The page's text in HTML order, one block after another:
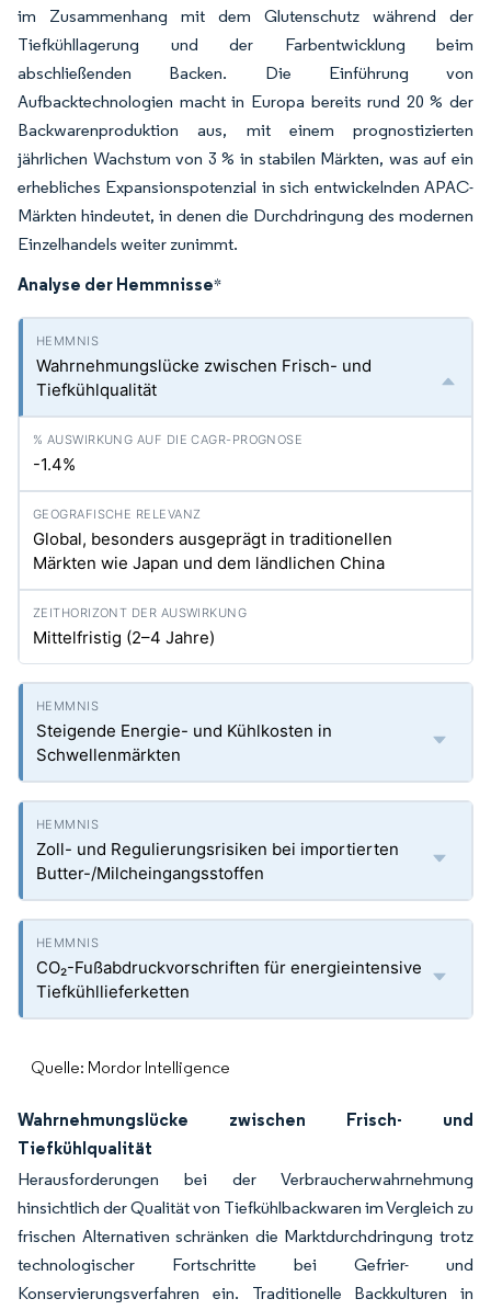
im Zusammenhang mit dem Glutenschutz während der
Tiefkühllagerung und der Farbentwicklung beim
abschließenden Backen. Die Einführung von
Aufbacktechnologien macht in Europa bereits rund 20 % der
Backwarenproduktion aus, mit einem prognostizierten
jährlichen Wachstum von 3 % in stabilen Märkten, was auf ein
erhebliches Expansionspotenzial in sich entwickelnden APAC-
Märkten hindeutet, in denen die Durchdringung des modernen
Einzelhandels weiter zunimmt.
Analyse der Hemmnisse*
Wahrnehmungslücke zwischen Frisch- und
Tiefkühlqualität
-1.4%
Global, besonders ausgeprägt in traditionellen
Märkten wie Japan und dem ländlichen China
Mittelfristig (2–4 Jahre)
Steigende Energie- und Kühlkosten in
Schwellenmärkten
Zoll- und Regulierungsrisiken bei importierten
Butter-/Milcheingangsstoffen
CO₂-Fußabdruckvorschriften für energieintensive
Tiefkühllieferketten
Quelle: Mordor Intelligence
Wahrnehmungslücke zwischen Frisch- und
Tiefkühlqualität
Herausforderungen bei der Verbraucherwahrnehmung
hinsichtlich der Qualität von Tiefkühlbackwaren im Vergleich zu
frischen Alternativen schränken die Marktdurchdringung trotz
technologischer Fortschritte bei Gefrier- und
Konservierungsverfahren ein. Traditionelle Backkulturen in